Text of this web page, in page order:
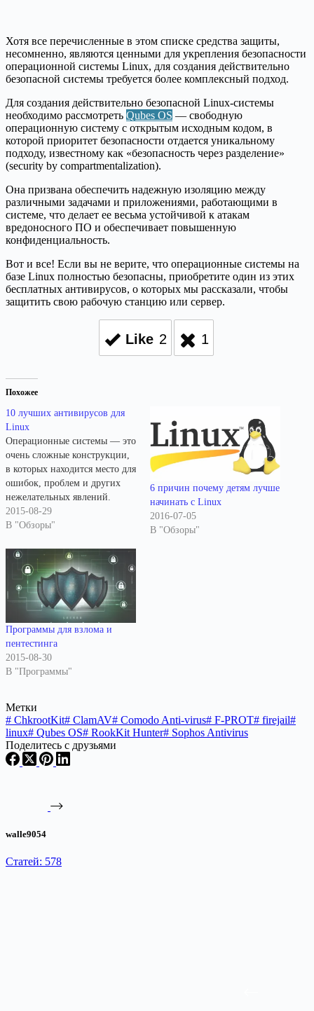
Хотя все перечисленные в этом списке средства защиты,
несомненно, являются ценными для укрепления безопасности
операционной системы Linux, для создания действительно
безопасной системы требуется более комплексный подход.
Для создания действительно безопасной Linux-системы
необходимо рассмотреть Qubes OS — свободную
операционную систему с открытым исходным кодом, в
которой приоритет безопасности отдается уникальному
подходу, известному как «безопасность через разделение»
(security by compartmentalization).
Она призвана обеспечить надежную изоляцию между
различными задачами и приложениями, работающими в
системе, что делает ее весьма устойчивой к атакам
вредоносного ПО и обеспечивает повышенную
конфиденциальность.
Вот и все! Если вы не верите, что операционные системы на
базе Linux полностью безопасны, приобретите один из этих
бесплатных антивирусов, о которых мы рассказали, чтобы
защитить свою рабочую станцию или сервер.
Like 2 1
Похожее
10 лучших антивирусов для
Linux
Операционные системы — это
очень сложные конструкции,
в которых находится место для
ошибок, проблем и других
нежелательных явлений.
Особые опасения вызывают
искусственно созданные
называем вирусами,
троянскими конями, сетевыми
червями и шпионскими
программами. Операционные
системы семейства Linux
считаются неплохо
защищёнными от подобного
рода проблем, но вероятность
их возникновения…
2015-08-29
В "Обзоры"
6 причин почему детям лучше
начинать с Linux
2016-07-05
В "Обзоры"
Программы для взлома и
пентестинга
2015-08-30
В "Программы"
Метки
# ChkrootKit# ClamAV# Comodo Anti-virus# F-PROT# firejail#
linux# Qubes OS# RookKit Hunter# Sophos Antivirus
Поделитесь с друзьями
walle9054
Статей: 578